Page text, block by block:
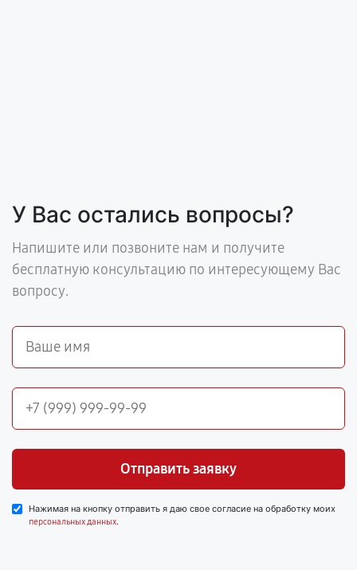
У Вас остались вопросы?
Напишите или позвоните нам и получите
бесплатную консультацию по интересующему Вас
вопросу.
Отправить заявку
Нажимая на кнопку отправить я даю свое согласие на обработку моих
персональных данных.